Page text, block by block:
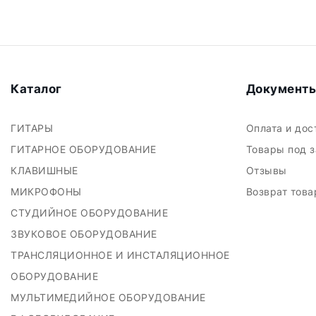
Каталог
ГИТАРЫ
ГИТАРНОЕ ОБОРУДОВАНИЕ
КЛАВИШНЫЕ
МИКРОФОНЫ
СТУДИЙНОЕ ОБОРУДОВАНИЕ
ЗВУКОВОЕ ОБОРУДОВАНИЕ
ТРАНСЛЯЦИОННОЕ И ИНСТАЛЯЦИОННОЕ
ОБОРУДОВАНИЕ
МУЛЬТИМЕДИЙНОЕ ОБОРУДОВАНИЕ
Оплата и
Товары под
Отзывы
Возврат